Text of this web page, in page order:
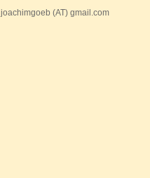
joachimgoeb (AT) gmail.com